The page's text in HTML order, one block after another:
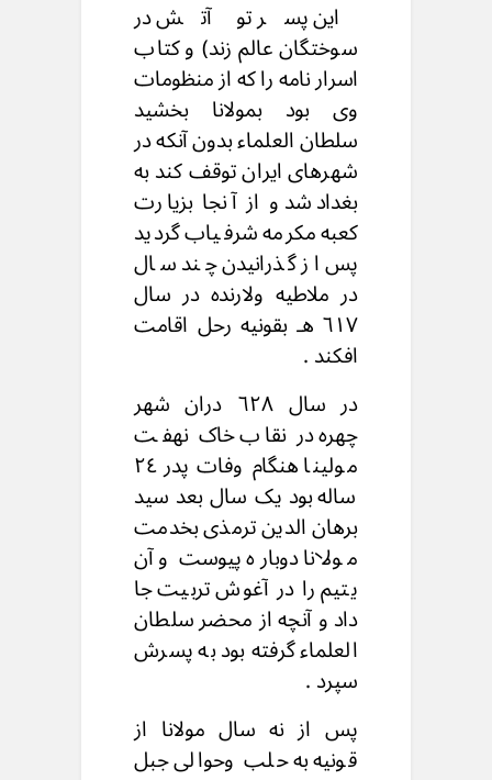
این پسر تو آتش در
سوختگان عالم زند) و کتاب
اسرار نامه را که از منظومات
وی بود بمولانا بخشید
سلطان العلماء بدون آنکه در
شهرهای ایران توقف کند به
بغداد شد و از آنجا بزیارت
کعبه مکرمه شرفیاب گردید
پس از گذرانیدن چند سال
در ملاطیه ولارنده در سال
٦١٧ هـ بقونيه رحل اقامت
افکند .
در سال ٦۲۸ دران شهر
چهره در نقاب خاک نهفت
مولينا هنگام وفات پدر ٢٤
ساله بود يک سال بعد سید
برهان الدین ترمذی بخدمت
مولانا دوباره پیوست و آن
یتیم را در آغوش تربیت جا
داد و آنچه از محضر سلطان
العلماء گرفته بود به پسرش
سپرد .
پس از نه سال مولانا از
قونیه به حلب وحوالى جبل